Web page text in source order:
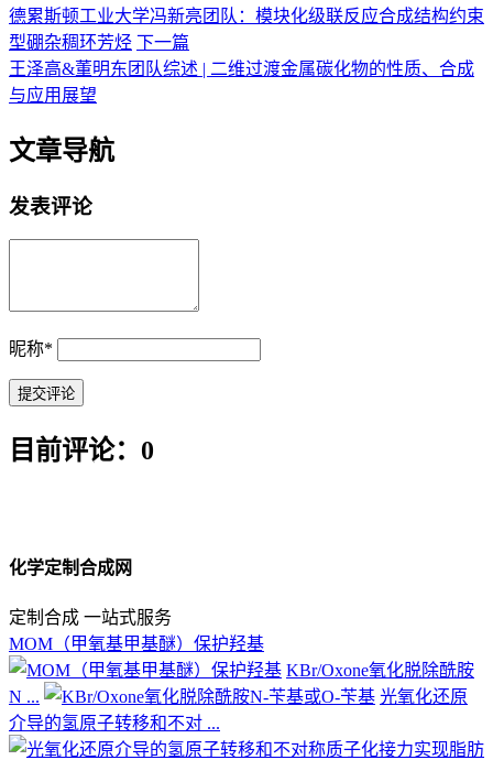
德累斯顿工业大学冯新亮团队：模块化级联反应合成结构约束
型硼杂稠环芳烃 下一篇
王泽高&董明东团队综述 | 二维过渡金属碳化物的性质、合成
与应用展望
文章导航
发表评论
昵称*
目前评论：0
化学定制合成网
定制合成 一站式服务
MOM（甲氧基甲基醚）保护羟基
KBr/Oxone氧化脱除酰胺
N ...
光氧化还原
介导的氢原子转移和不对 ...